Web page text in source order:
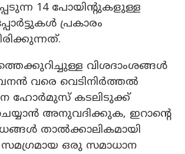
14 പോയിന്റുകളുള്ള
പ്രകാരം
വിശദാംശങ്ങൾ
വരെ വെടിനിർത്തൽ
ഹോർമുസ് കടലിടുക്ക്
അനുവദിക്കുക, ഇറാന്റെ
താൽക്കാലികമായി
സമഗ്രമായ ഒരു സമാധാന